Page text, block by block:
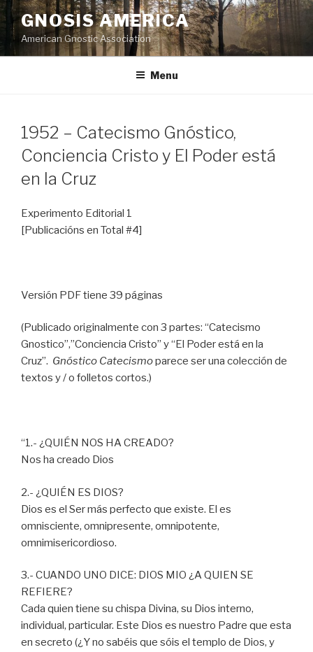
Skip
to
content
GNOSIS AMERICA
American Gnostic Association
Menu
1952 – Catecismo Gnóstico,
Conciencia Cristo y El Poder está
en la Cruz
Experimento Editorial 1
[Publicacións en Total #4]
Versión PDF tiene 39 páginas
(Publicado originalmente con 3 partes: “Catecismo
Gnostico”,”Conciencia Cristo” y “El Poder está en la
Cruz”. Gnóstico Catecismoparece ser una colección de
textos y / o folletos cortos.)
“1.- ¿QUIÉN NOS HA CREADO?
Nos ha creado Dios
2.- ¿QUIÉN ES DIOS?
Dios es el Ser más perfecto que existe. El es
omnisciente, omnipresente, omnipotente,
omnimisericordioso.
3.- CUANDO UNO DICE: DIOS MIO ¿A QUIEN SE
REFIERE?
Cada quien tiene su chispa Divina, su Dios interno,
individual, particular. Este Dios es nuestro Padre que esta
en secreto (¿Y no sabéis que sóis el templo de Dios, y